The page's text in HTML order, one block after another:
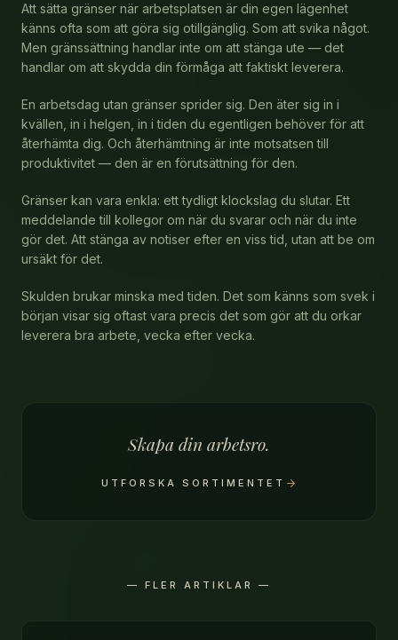
Att sätta gränser när arbetsplatsen är din egen lägenhet
känns ofta som att göra sig otillgänglig. Som att svika något.
Men gränssättning handlar inte om att stänga ute — det
handlar om att skydda din förmåga att faktiskt leverera.
En arbetsdag utan gränser sprider sig. Den äter sig in i
kvällen, in i helgen, in i tiden du egentligen behöver för att
återhämta dig. Och återhämtning är inte motsatsen till
produktivitet — den är en förutsättning för den.
Gränser kan vara enkla: ett tydligt klockslag du slutar. Ett
meddelande till kollegor om när du svarar och när du inte
gör det. Att stänga av notiser efter en viss tid, utan att be om
ursäkt för det.
Skulden brukar minska med tiden. Det som känns som svek i
början visar sig oftast vara precis det som gör att du orkar
leverera bra arbete, vecka efter vecka.
Skapa din arbetsro.
UTFORSKA SORTIMENTET
— FLER ARTIKLAR —